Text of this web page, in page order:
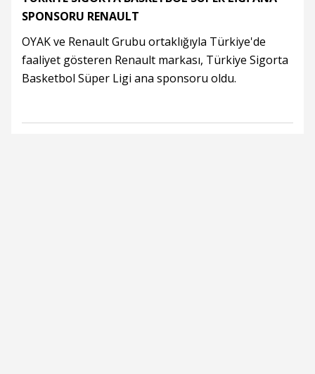
SPONSORU RENAULT
OYAK ve Renault Grubu ortaklığıyla Türkiye'de
faaliyet gösteren Renault markası, Türkiye Sigorta
Basketbol Süper Ligi ana sponsoru oldu.